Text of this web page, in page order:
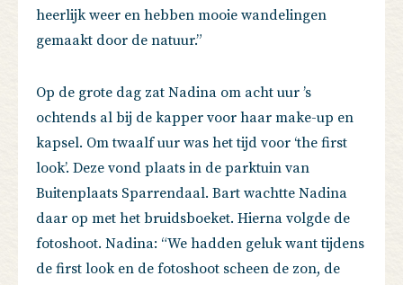
heerlijk weer en hebben mooie wandelingen
gemaakt door de natuur.”
Op de grote dag zat Nadina om acht uur ’s
ochtends al bij de kapper voor haar make-up en
kapsel. Om twaalf uur was het tijd voor ‘the first
look’. Deze vond plaats in de parktuin van
Buitenplaats Sparrendaal. Bart wachtte Nadina
daar op met het bruidsboeket. Hierna volgde de
fotoshoot. Nadina: “We hadden geluk want tijdens
de first look en de fotoshoot scheen de zon, de